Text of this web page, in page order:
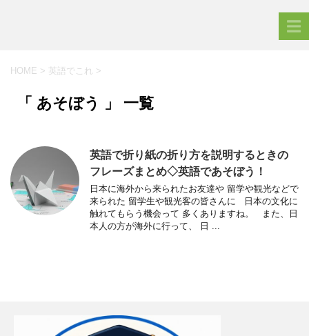
HOME > 英語でこれ >
「 あそぼう 」 一覧
英語で折り紙の折り方を説明するときの
フレーズまとめ◇英語であそぼう！
日本に海外から来られたお友達や 留学や観光などで
来られた 留学生や観光客の皆さんに 日本の文化に
触れてもらう機会って 多くありますね。 また、日
本人の方が海外に行って、 日 ...